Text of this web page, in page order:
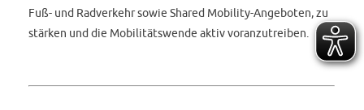
Fuß- und Radverkehr sowie Shared Mobility-Angeboten, zu
stärken und die Mobilitätswende aktiv voranzutreiben.